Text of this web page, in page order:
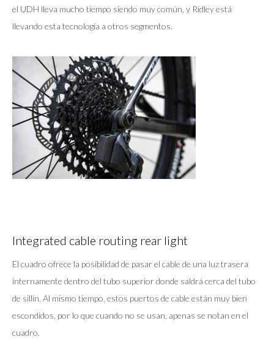
el UDH lleva mucho tiempo siendo muy común, y Ridley está
llevando esta tecnología a otros segmentos.
Integrated cable routing rear light
El cuadro ofrece la posibilidad de pasar el cable de una luz trasera
internamente dentro del tubo superior donde saldrá cerca del tubo
de sillín. Al mismo tiempo, estos puertos de cable están muy bien
escondidos, por lo que cuando no se usan, apenas se notan en el
cuadro.